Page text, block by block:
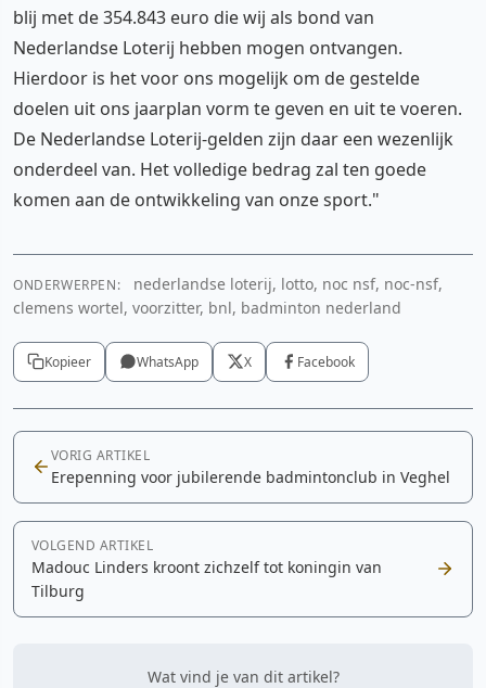
blij met de 354.843 euro die wij als bond van
Nederlandse Loterij hebben mogen ontvangen.
Hierdoor is het voor ons mogelijk om de gestelde
doelen uit ons jaarplan vorm te geven en uit te voeren.
De Nederlandse Loterij-gelden zijn daar een wezenlijk
onderdeel van. Het volledige bedrag zal ten goede
komen aan de ontwikkeling van onze sport."
ONDERWERPEN:
nederlandse loterij, lotto, noc nsf, noc-nsf,
clemens wortel, voorzitter, bnl, badminton nederland
Kopieer WhatsApp X Facebook
VORIG ARTIKEL
Erepenning voor jubilerende badmintonclub in Veghel
VOLGEND ARTIKEL
Madouc Linders kroont zichzelf tot koningin van
Tilburg
Wat vind je van dit artikel?